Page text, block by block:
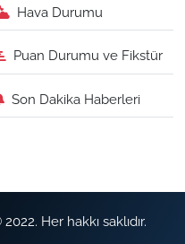
Hava Durumu
Puan Durumu ve Fikstür
Son Dakika Haberleri
Her hakkı saklıdır.